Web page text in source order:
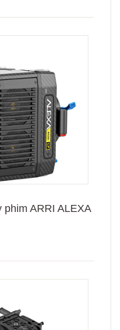
ARRI ALEXA